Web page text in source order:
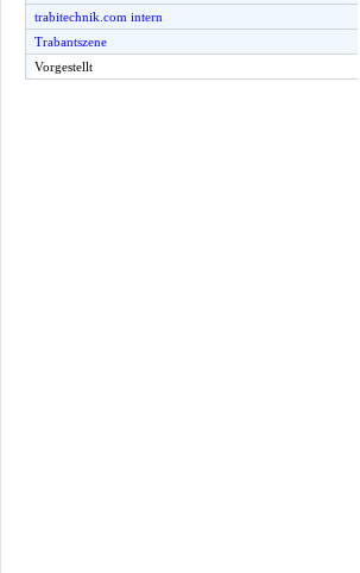
trabitechnik.com intern
Trabantszene
Vorgestellt